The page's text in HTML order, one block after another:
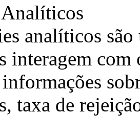
analíticos são
interagem com
taxa de